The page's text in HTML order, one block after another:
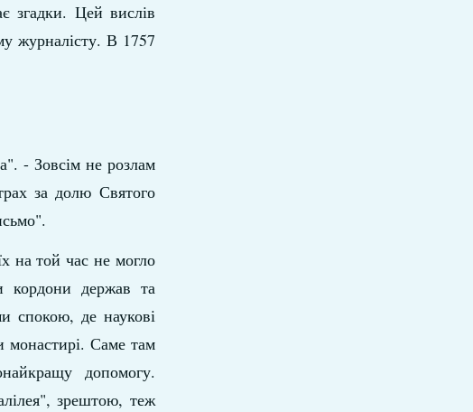
згадки. Цей вислів
журналісту. В 1757
- Зовсім не розлам
за долю Святого
на той час не могло
кордони держав та
спокою, де наукові
монастирі. Саме там
допомогу.
зрештою, теж